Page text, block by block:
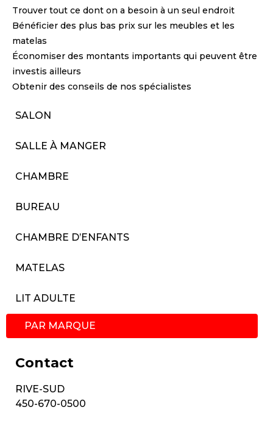
Trouver tout ce dont on a besoin à un seul endroit
Bénéficier des plus bas prix sur les meubles et les
matelas
Économiser des montants importants qui peuvent être
investis ailleurs
Obtenir des conseils de nos spécialistes
SALON
SALLE À MANGER
CHAMBRE
BUREAU
CHAMBRE D’ENFANTS
MATELAS
LIT ADULTE
PAR MARQUE
Contact
RIVE-SUD
450-670-0500